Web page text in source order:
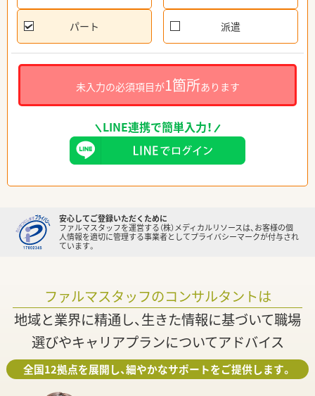
パート 派遣
未入力の必須項目が1箇所あります
LINE連携で簡単入力！
安心してご登録いただくために
ファルマスタッフを運営する（株）メディカルリソースは、お客様の個
人情報を適切に管理する事業者としてプライバシーマークが付与され
ています。
ファルマスタッフのコンサルタントは
地域と業界に精通し、生きた情報に基づいて職場
選びやキャリアプランについてアドバイス
全国12拠点を展開し、細やかなサポートをご提供します。